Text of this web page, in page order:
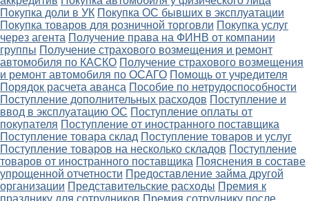
Покупка доли в УК Покупка ОС бывших в эксплуатации
Покупка товаров для розничной торговли Покупка услуг
через агента Получение права на ФИНВ от компании
группы Получение страхового возмещения и ремонт
автомобиля по КАСКО Получение страхового возмещения
и ремонт автомобиля по ОСАГО Помощь от учредителя
Порядок расчета аванса Пособие по нетрудоспособности
Поступление дополнительных расходов Поступление и
ввод в эксплуатацию ОС Поступление оплаты от
покупателя Поступление от иностранного поставщика
Поступление товара склад Поступление товаров и услуг
Поступление товаров на несколько складов Поступление
товаров от иностранного поставщика Пояснения в составе
упрощенной отчетности Предоставление займа другой
организации Представительские расходы Премия к
празднику для сотрудников Премия сотруднику после